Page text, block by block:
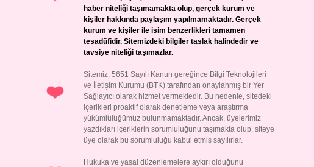
haber niteliği taşımamakta olup, gerçek kurum ve
kişiler hakkında paylaşım yapılmamaktadır. Gerçek
kurum ve kişiler ile isim benzerlikleri tamamen
tesadüfidir. Sitemizdeki bilgiler taslak halindedir ve
tavsiye niteliği taşımazlar.
Sitemiz, 5651 Sayılı Kanun gereğince Bilgi Teknolojileri
ve İletişim Kurumu (BTK) tarafından onaylanmış bir Yer
Sağlayıcı olarak hizmet vermektedir. Bu nedenle, sitedeki
içerikleri proaktif olarak denetleme veya araştırma
yükümlülüğümüz bulunmamaktadır. Ancak, üyelerimiz
yazdıkları içeriklerin sorumluluğunu taşımakta olup, siteye
üye olarak bu sorumluluğu kabul etmiş sayılırlar.
Hukuka ve yasal düzenlemelere aykırı olduğunu